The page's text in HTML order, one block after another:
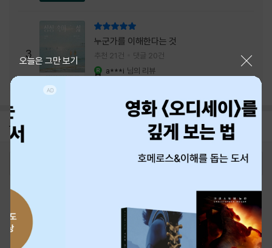
3
누군가를 이해한다는 것
추천 21건 댓글 20건
a***i 님의 리뷰
공지
오늘은 그만 보기
최근 본 상품 주문/배송
중고샵 1566-4295
예스이십사(주) 사업자 정보
개인정보처리방침
청소년보호정책